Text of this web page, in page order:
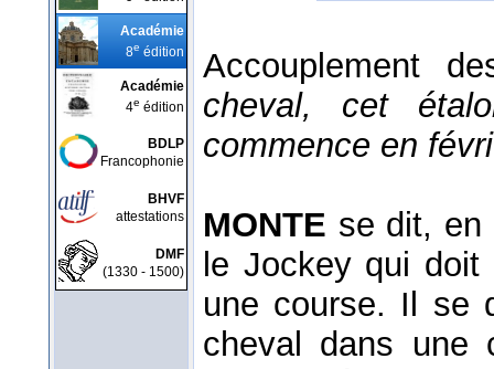
Académie
8e édition
Académie
4e édition
BDLP
Francophonie
BHVF
attestations
DMF
(1330 - 1500)
Accouplement
cheval, cet
commence en
MONTE se dit,
le Jockey qui
une course. Il se
cheval dans une